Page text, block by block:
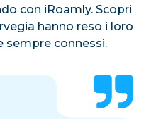
con iRoamly. Scopri
hanno reso i loro
sempre connessi.